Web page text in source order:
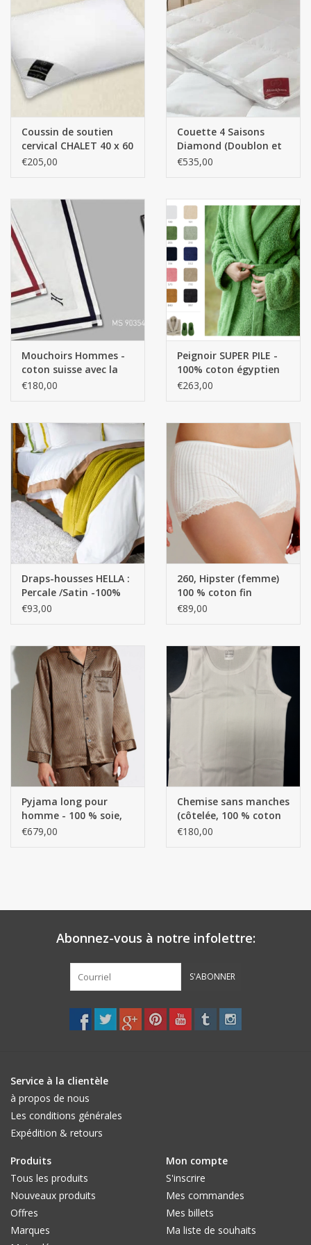
Coussin de soutien
cervical CHALET 40 x 60
cm
€205,00
Couette 4 Saisons
Diamond (Doublon et
plumes d'oie blanche
€535,00
Mouchoirs Hommes -
coton suisse avec la
première lettre brodée
€180,00
Peignoir SUPER PILE -
100% coton égyptien
de Gizeh Fils extra
€263,00
Draps-housses HELLA :
Percale /Satin -100%
coton égyptien GIZA -
€93,00
260, Hipster (femme)
100 % coton fin
torsadé, fil mercerisé,
€89,00
Pyjama long pour
homme - 100 % soie,
couleur or fantaisie
€679,00
Chemise sans manches
(côtelée, 100 % coton
américain) AK. par 12
€180,00
Abonnez-vous à notre infolettre:
S'ABONNER
Service à la clientèle
à propos de nous
Les conditions générales
Expédition & retours
Produits
Tous les produits
Nouveaux produits
Offres
Marques
Mon compte
S'inscrire
Mes commandes
Mes billets
Ma liste de souhaits